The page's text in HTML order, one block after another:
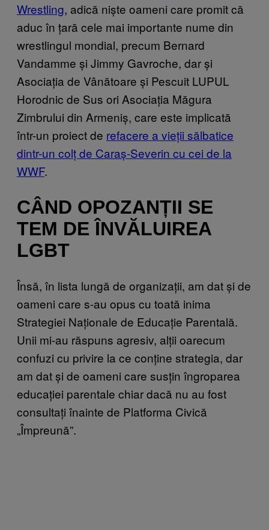
Wrestling, adică niște oameni care promit că
aduc în țară cele mai importante nume din
wrestlingul mondial, precum Bernard
Vandamme și Jimmy Gavroche, dar și
Asociația de Vânătoare și Pescuit LUPUL
Horodnic de Sus ori Asociația Măgura
Zimbrului din Armeniș, care este implicată
într-un proiect de refacere a vieții sălbatice
dintr-un colț de Caraș-Severin cu cei de la
WWF.
CÂND OPOZANȚII SE
TEM DE ÎNVĂLUIREA
LGBT
Însă, în lista lungă de organizații, am dat și de
oameni care s-au opus cu toată inima
Strategiei Naționale de Educație Parentală.
Unii mi-au răspuns agresiv, alții oarecum
confuzi cu privire la ce conține strategia, dar
am dat și de oameni care susțin îngroparea
educației parentale chiar dacă nu au fost
consultați înainte de Platforma Civică
„Împreună”.